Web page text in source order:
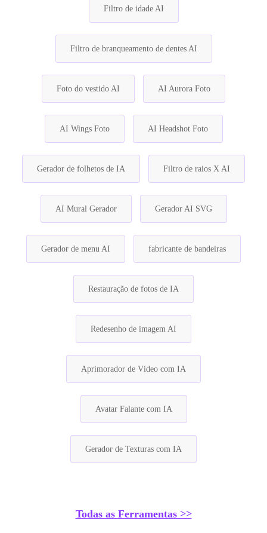
Filtro de idade AI
Filtro de branqueamento de dentes AI
Foto do vestido AI AI Aurora Foto
AI Wings Foto AI Headshot Foto
Gerador de folhetos de IA Filtro de raios X AI
AI Mural Gerador Gerador AI SVG
Gerador de menu AI fabricante de bandeiras
Restauração de fotos de IA
Redesenho de imagem AI
Aprimorador de Vídeo com IA
Avatar Falante com IA
Gerador de Texturas com IA
Todas as Ferramentas >>